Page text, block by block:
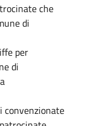
che
di
per
di